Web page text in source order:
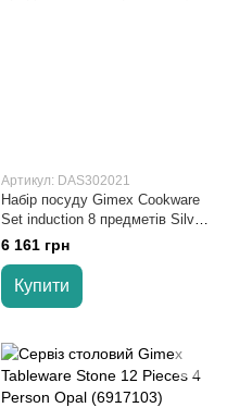
Артикул: DAS302021
Набір посуду Gimex Cookware
Set induction 8 предметів Silver
(6977227)
6 161 грн
Купити